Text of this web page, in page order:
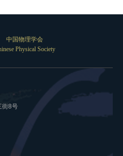
中国物理学会
Physical Society
街8号